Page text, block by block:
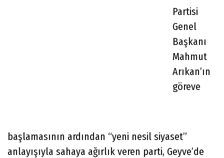
Partisi
Genel
Başkanı
Mahmut
Arıkan’ın
göreve
başlamasının ardından “yeni nesil siyaset”
anlayışıyla sahaya ağırlık veren parti, Geyve’de